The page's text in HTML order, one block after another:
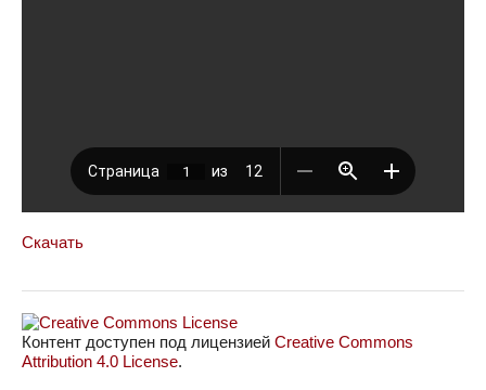
Скачать
Контент доступен под лицензией Creative Commons
Attribution 4.0 License.